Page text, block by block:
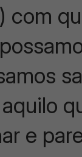
com
e